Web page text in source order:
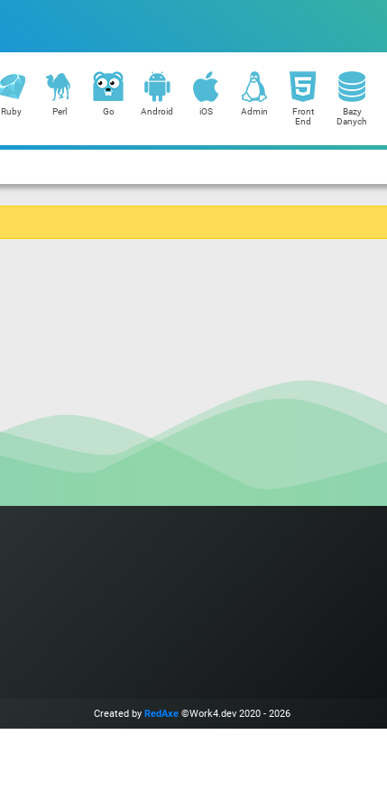
Ruby Perl Go Android iOS Admin
Front
End
Bazy
Danych
Created by RedAxe ©Work4.dev 2020 - 2026